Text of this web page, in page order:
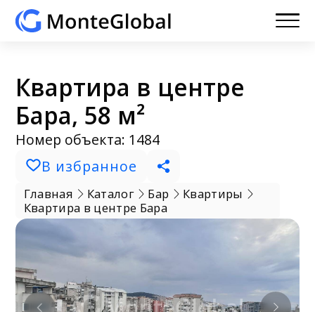
Квартира в центре
Бара, 58 м²
Номер объекта: 1484
В избранное
Главная Каталог Бар
Квартиры
Квартира в центре Бара